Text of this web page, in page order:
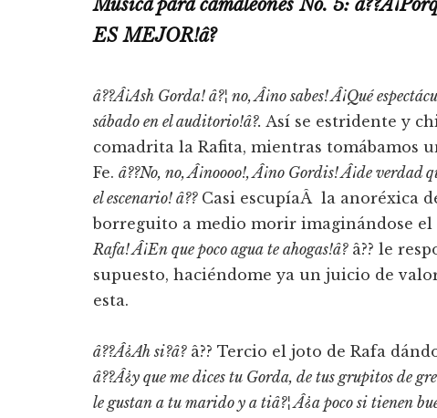
Música para camaleones No. 5:
ES MEJOR!â?
â??Â¡Ash Gorda! â?¦ no, Â¡no sabes! Â¡Qué
sábado en el auditorio!â?. Así­ se estridente y
comadrita la Rafita, mientras tomábamos
Fe. â??No, no, Â¡noooo!, Â¡no Gordis! Â¡de verdad
el escenario! â??Casi escupí­aÂ la anoréxica
borreguito a medio morir imaginándose el
Rafa! Â¡En que poco agua te ahogas!â?â?? le
supuesto, haciéndome ya un juicio de
esta.
â??Â¿Ah si?â?â?? Tercio el joto de Rafa
â??Â¿y que me dices tu Gorda, de tus grupitos de
le gustan a tu marido y a tiâ?¦ Â¿a poco si tienen